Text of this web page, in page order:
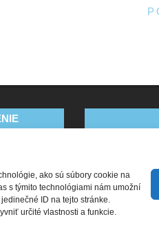
ako sú súbory cookie na
s týmito technológiami nám umožní
ID na tejto stránke.
určité vlastnosti a funkcie.
osobných